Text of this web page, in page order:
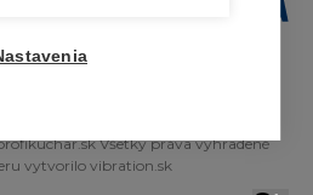
Všetky práva vyhradené
vytvorilo vibration.sk